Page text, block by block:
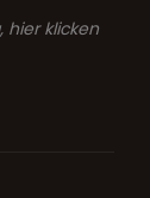
hier klicken